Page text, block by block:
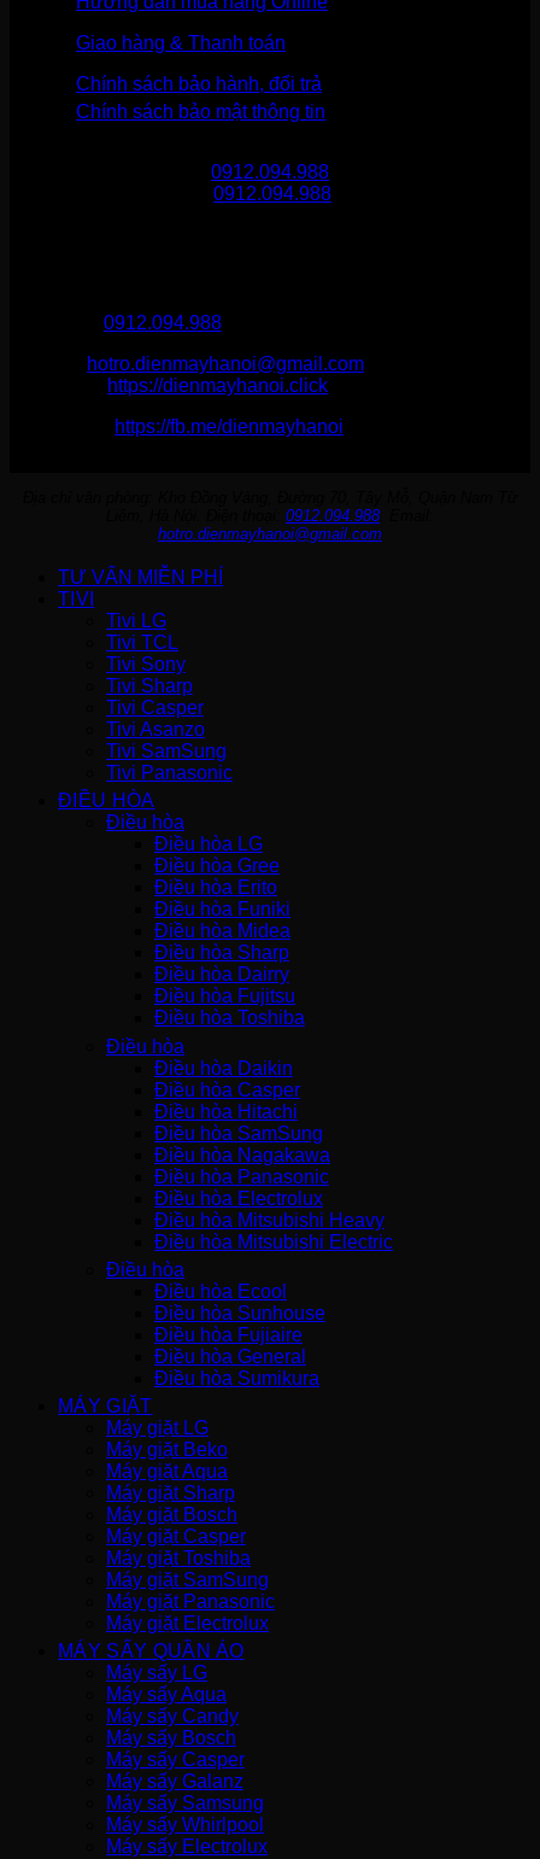
Giao hàng & Thanh toán
Chính sách bảo hành, đổi trả
Chính sách bảo mật thông tin
0912.094.988
0912.094.988
0912.094.988
hotro.dienmayhanoi@gmail.com
https://dienmayhanoi.click
https://fb.me/dienmayhanoi
0912.094.988
hotro.dienmayhanoi@gmail.com
TƯ VẤN MIỄN PHÍ
TIVI
Tivi LG
Tivi TCL
Tivi Sony
Tivi Sharp
Tivi Casper
Tivi Asanzo
Tivi SamSung
Tivi Panasonic
ĐIỀU HÒA
Điều hòa
Điều hòa LG
Điều hòa Gree
Điều hòa Erito
Điều hòa Funiki
Điều hòa Midea
Điều hòa Sharp
Điều hòa Dairry
Điều hòa Fujitsu
Điều hòa Toshiba
Điều hòa
Điều hòa Daikin
Điều hòa Casper
Điều hòa Hitachi
Điều hòa SamSung
Điều hòa Nagakawa
Điều hòa Panasonic
Điều hòa Electrolux
Điều hòa Mitsubishi Heavy
Điều hòa Mitsubishi Electric
Điều hòa
Điều hòa Ecool
Điều hòa Sunhouse
Điều hòa Fujiaire
Điều hòa General
Điều hòa Sumikura
MÁY GIẶT
Máy giặt LG
Máy giặt Beko
Máy giặt Aqua
Máy giặt Sharp
Máy giặt Bosch
Máy giặt Casper
Máy giặt Toshiba
Máy giặt SamSung
Máy giặt Panasonic
Máy giặt Electrolux
MÁY SẤY QUẦN ÁO
Máy sấy LG
Máy sấy Aqua
Máy sấy Candy
Máy sấy Bosch
Máy sấy Casper
Máy sấy Galanz
Máy sấy Samsung
Máy sấy Whirlpool
Máy sấy Electrolux